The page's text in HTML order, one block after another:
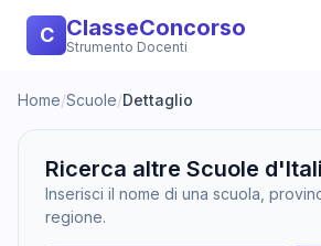
C ClasseConcorso
Strumento Docenti
Home/Scuole/Dettaglio
Ricerca altre Scuole
Inserisci il nome di una scuola,
regione.